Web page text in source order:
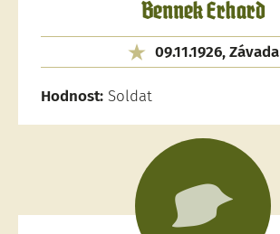
Bennek Erhard
09.11.1926, Závada
Hodnost: Soldat